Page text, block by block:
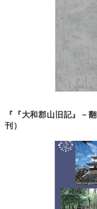
『『大和郡山旧記』－
刊）